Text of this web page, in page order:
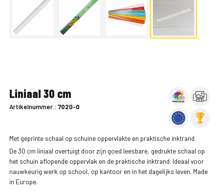
Liniaal 30 cm
Artikelnummer.: 7020-0
Met geprinte schaal op schuine oppervlakte en praktische inktrand
De 30 cm liniaal overtuigt door zijn goed leesbare, gedrukte schaal op
het schuin aflopende oppervlak en de praktische inktrand. Ideaal voor
nauwkeurig werk op school, op kantoor en in het dagelijks leven. Made
in Europe.